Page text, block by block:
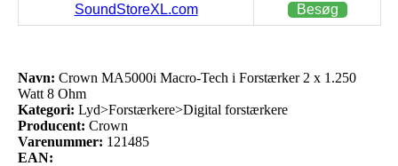
SoundStoreXL.com Besøg
Navn: Crown MA5000i Macro-Tech i Forstærker 2 x 1.250
Watt 8 Ohm
Kategori: Lyd>Forstærkere>Digital forstærkere
Producent: Crown
Varenummer: 121485
EAN: